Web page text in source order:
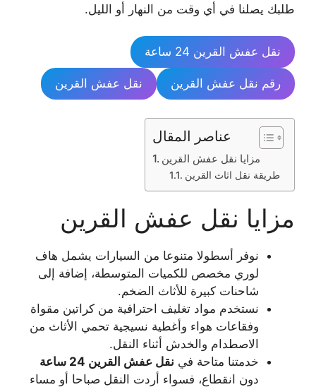
طلبك يصلنا في أي وقت من النهار أو الليل.
نقل عفش القرين 24 ساعة
رقم نقل عفش القرين نقل عفش القرين
عناصر المقال
مزايا نقل عفش القرين
طريقة نقل اثاث القرين
مزايا نقل عفش القرين
نوفر أسطولا متنوعا من السيارات يشمل هاف
لوري مخصص للكميات المتوسطة، إضافة إلى
شاحنات كبيرة للأثاث الضخم.
نستخدم مواد تغليف احترافية من كراتين مقواة
وفقاعات هواء وأغطية نسيجية تحمي الأثاث من
الاصطدام والخدش أثناء النقل.
خدمتنا متاحة في نقل عفش القرين 24 ساعة
دون انقطاع، فسواء أردت النقل صباحا أو مساء